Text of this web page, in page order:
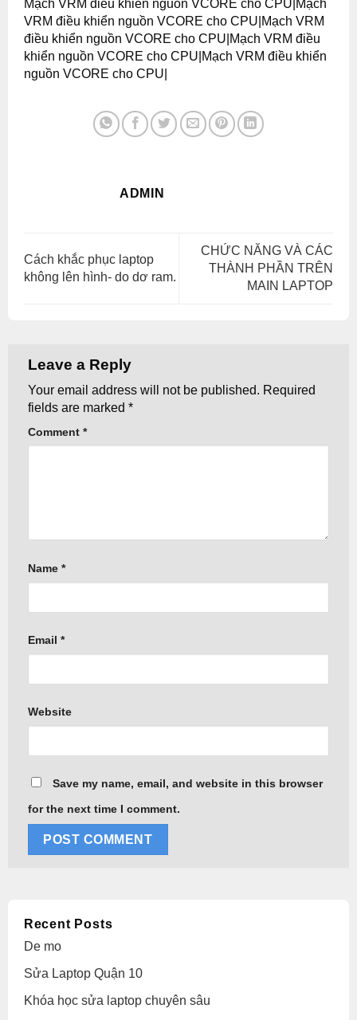
Mạch VRM điều khiển nguồn VCORE cho CPU|Mạch
VRM điều khiển nguồn VCORE cho CPU|Mạch VRM
điều khiển nguồn VCORE cho CPU|Mạch VRM điều
khiển nguồn VCORE cho CPU|Mạch VRM điều khiển
nguồn VCORE cho CPU|
ADMIN
Cách khắc phục laptop
không lên hình- do dơ ram.
CHỨC NĂNG VÀ CÁC
THÀNH PHẦN TRÊN
MAIN LAPTOP
Leave a Reply
Your email address will not be published. Required
fields are marked *
Comment *
Name *
Email *
Website
Save my name, email, and website in this browser
for the next time I comment.
Recent Posts
De mo
Sửa Laptop Quận 10
Khóa học sửa laptop chuyên sâu